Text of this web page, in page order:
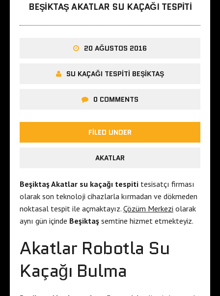
BEŞIKTAŞ AKATLAR SU KAÇAĞI TESPITI
20 AĞUSTOS 2016
SU KAÇAĞI TESPITI BEŞIKTAŞ
0 COMMENTS
FILED UNDER
AKATLAR
Beşiktaş Akatlar su kaçağı tespiti tesisatçı firması
olarak son teknoloji cihazlarla kırmadan ve dökmeden
noktasal tespit ile açmaktayız. Çözüm Merkezi olarak
aynı gün içinde Beşiktaş semtine hizmet etmekteyiz.
Akatlar Robotla Su
Kaçağı Bulma